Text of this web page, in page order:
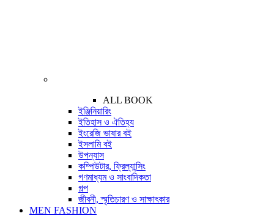
ALL BOOK
ইঞ্জিনিয়ারিং
ইতিহাস ও ঐতিহ্য
ইংরেজি ভাষার বই
ইসলামি বই
উপন্যাস
কম্পিউটার, ফ্রিল্যান্সিং
গণমাধ্যম ও সাংবাদিকতা
গল্প
জীবনী, স্মৃতিচারণ ও সাক্ষাৎকার
MEN FASHION